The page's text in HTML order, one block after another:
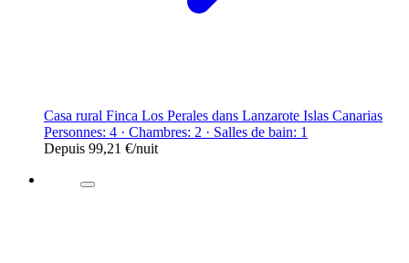
Casa rural Finca Los Perales dans Lanzarote Islas Canarias
Personnes: 4 · Chambres: 2 · Salles de bain: 1
Depuis 99,21 €/nuit